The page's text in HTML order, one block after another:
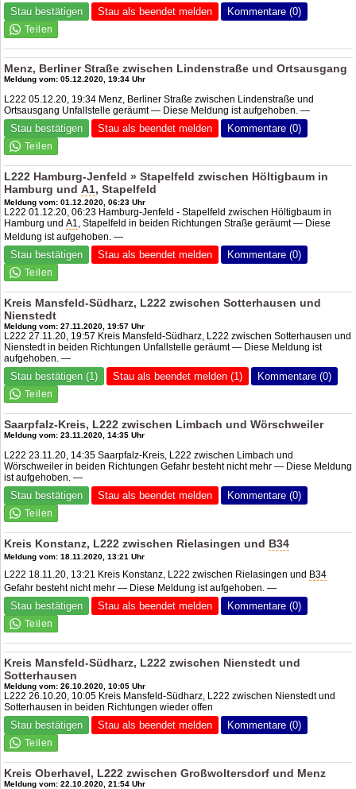
Stau bestätigen Stau als beendet melden Kommentare (0)
Menz, Berliner Straße zwischen Lindenstraße und Ortsausgang
Meldung vom: 05.12.2020, 19:34 Uhr
L222 05.12.20, 19:34 Menz, Berliner Straße zwischen Lindenstraße und
Ortsausgang Unfallstelle geräumt — Diese Meldung ist aufgehoben. —
Stau bestätigen Stau als beendet melden Kommentare (0)
L222 Hamburg-Jenfeld » Stapelfeld zwischen Höltigbaum in
Hamburg undA1, Stapelfeld
Meldung vom: 01.12.2020, 06:23 Uhr
L222 01.12.20, 06:23 Hamburg-Jenfeld - Stapelfeld zwischen Höltigbaum in
Hamburg undA1, Stapelfeld in beiden Richtungen Straße geräumt — Diese
Meldung ist aufgehoben. —
Stau bestätigen Stau als beendet melden Kommentare (0)
Kreis Mansfeld-Südharz, L222 zwischen Sotterhausen und
Nienstedt
Meldung vom: 27.11.2020, 19:57 Uhr
L222 27.11.20, 19:57 Kreis Mansfeld-Südharz, L222 zwischen Sotterhausen und
Nienstedt in beiden Richtungen Unfallstelle geräumt — Diese Meldung ist
aufgehoben. —
Stau bestätigen (1) Stau als beendet melden (1) Kommentare (0)
Saarpfalz-Kreis, L222 zwischen Limbach und Wörschweiler
Meldung vom: 23.11.2020, 14:35 Uhr
L222 23.11.20, 14:35 Saarpfalz-Kreis, L222 zwischen Limbach und
Wörschweiler in beiden Richtungen Gefahr besteht nicht mehr — Diese Meldung
ist aufgehoben. —
Stau bestätigen Stau als beendet melden Kommentare (0)
Kreis Konstanz, L222 zwischen Rielasingen und B34
Meldung vom: 18.11.2020, 13:21 Uhr
L222 18.11.20, 13:21 Kreis Konstanz, L222 zwischen Rielasingen und B34
Gefahr besteht nicht mehr — Diese Meldung ist aufgehoben. —
Stau bestätigen Stau als beendet melden Kommentare (0)
Kreis Mansfeld-Südharz, L222 zwischen Nienstedt und
Sotterhausen
Meldung vom: 26.10.2020, 10:05 Uhr
L222 26.10.20, 10:05 Kreis Mansfeld-Südharz, L222 zwischen Nienstedt und
Sotterhausen in beiden Richtungen wieder offen
Stau bestätigen Stau als beendet melden Kommentare (0)
Kreis Oberhavel, L222 zwischen Großwoltersdorf und Menz
Meldung vom: 22.10.2020, 21:54 Uhr